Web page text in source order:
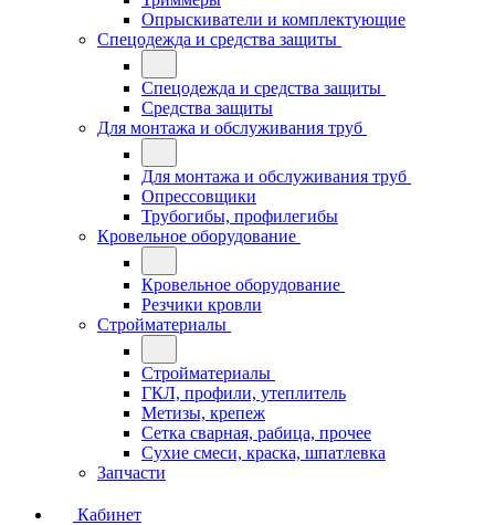
Опрыскиватели и комплектующие
Спецодежда и средства защиты
Спецодежда и средства защиты
Средства защиты
Для монтажа и обслуживания труб
Для монтажа и обслуживания труб
Опрессовщики
Трубогибы, профилегибы
Кровельное оборудование
Кровельное оборудование
Резчики кровли
Стройматериалы
Стройматериалы
ГКЛ, профили, утеплитель
Метизы, крепеж
Сетка сварная, рабица, прочее
Сухие смеси, краска, шпатлевка
Запчасти
Кабинет